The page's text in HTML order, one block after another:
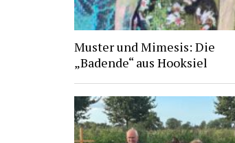
Muster und Mimesis: Die
„Badende“ aus Hooksiel